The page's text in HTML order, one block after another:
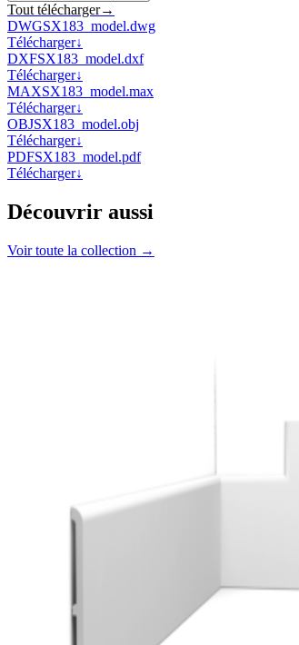
Tout télécharger→
DWGSX183_model.dwg
Télécharger↓
DXFSX183_model.dxf
Télécharger↓
MAXSX183_model.max
Télécharger↓
OBJSX183_model.obj
Télécharger↓
PDFSX183_model.pdf
Télécharger↓
Découvrir aussi
Voir toute la collection →